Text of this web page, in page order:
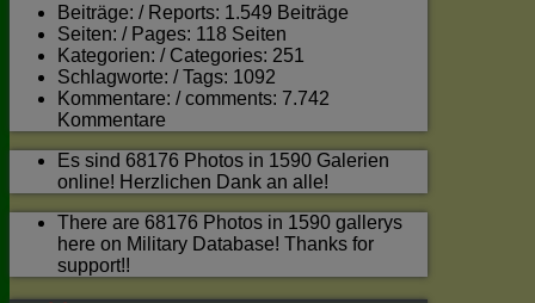
Beiträge: / Reports: 1.549 Beiträge
Seiten: / Pages: 118 Seiten
Kategorien: / Categories: 251
Schlagworte: / Tags: 1092
Kommentare: / comments: 7.742
Kommentare
Es sind 68176 Photos in 1590 Galerien
online! Herzlichen Dank an alle!
There are 68176 Photos in 1590 gallerys
here on Military Database! Thanks for
support!!